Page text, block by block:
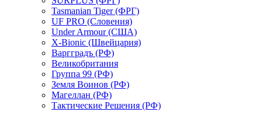
Tasmanian Tiger (ФРГ)
UF PRO (Словения)
Under Armour (США)
X-Bionic (Швейцария)
Варгградъ (РФ)
Великобритания
Группа 99 (РФ)
Земля Воинов (РФ)
Магеллан (РФ)
Тактические Решения (РФ)